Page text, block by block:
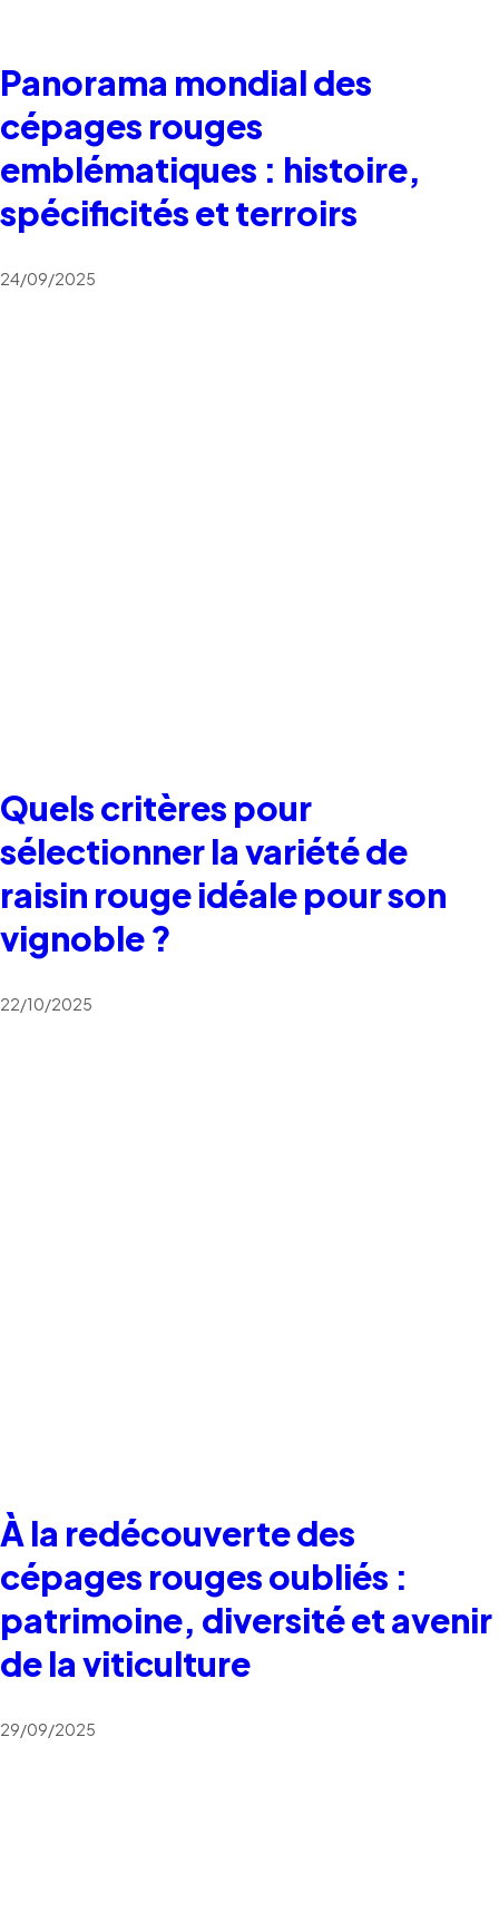
Panorama mondial des
cépages rouges
emblématiques : histoire,
spécificités et terroirs
24/09/2025
Quels critères pour
sélectionner la variété de
raisin rouge idéale pour son
vignoble ?
22/10/2025
À la redécouverte des
cépages rouges oubliés :
patrimoine, diversité et avenir
de la viticulture
29/09/2025